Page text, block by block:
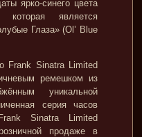
ярко-синего цвета
является
Глаза» (Ol’ Blue
Frank Sinatra Limited
ремешком из
уникальной
серия часов
Sinatra Limited
продаже в